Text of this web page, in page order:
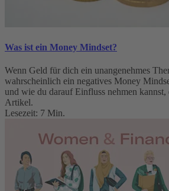
Was ist ein Money Mindset?
Wenn Geld für dich ein unangenehmes
wahrscheinlich ein negatives Money
und wie du darauf Einfluss nehmen kannst,
Artikel.
Lesezeit: 7 Min.